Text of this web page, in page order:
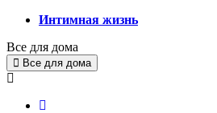
Интимная жизнь
Все для дома
Все для дома